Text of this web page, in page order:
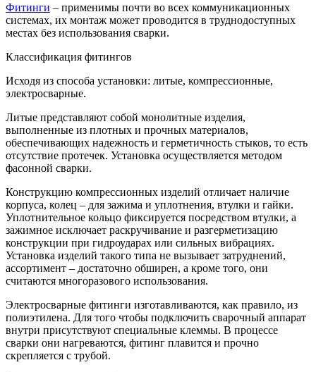
Фитинги – применимы почти во всех коммуникационных
системах, их монтаж может проводится в труднодоступных
местах без использования сварки.
Классификация фитингов
Исходя из способа установки: литые, компрессионные,
электросварные.
Литые представляют собой монолитные изделия,
выполненные из плотных и прочных материалов,
обеспечивающих надежность и герметичность стыков, то есть
отсутствие протечек. Установка осуществляется методом
фасонной сварки.
Конструкцию компрессионных изделий отличает наличие
корпуса, колец – для зажима и уплотнения, втулки и гайки.
Уплотнительное кольцо фиксируется посредством втулки, а
зажимное исключает раскручивание и разгерметизацию
конструкции при гидроударах или сильных вибрациях.
Установка изделий такого типа не вызывает затруднений,
ассортимент – достаточно обширен, а кроме того, они
считаются многоразового использования.
Электросварные фитинги изготавливаются, как правило, из
полиэтилена. Для того чтобы подключить сварочный аппарат
внутри присутствуют специальные клеммы. В процессе
сварки они нагреваются, фитинг плавится и прочно
скрепляется с трубой.